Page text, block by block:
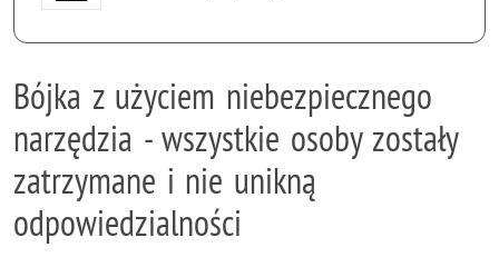
Bójka z użyciem niebezpiecznego
narzędzia - wszystkie osoby zostały
zatrzymane i nie unikną
odpowiedzialności